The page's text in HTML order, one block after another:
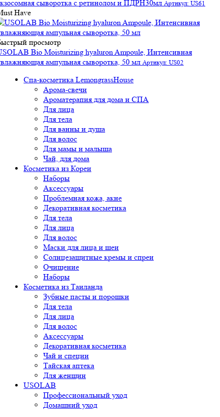
сыворотка с ретинолом и ПДРН30мл Артикул: US61
Have
просмотр
Bio Moisturizing hyaluron Ampoule, Интенсивная
ампульная сыворотка, 50 мл Артикул: US02
Спа-косметика LemongrassHouse
Арома-свечи
Ароматерапия для дома и СПА
Для лица
Для тела
Для ванны и душа
Для волос
Для мамы и малыша
Чай, для дома
Косметика из Кореи
Наборы
Аксессуары
Проблемная кожа, акне
Декоративная косметика
Для тела
Для лица
Для волос
Маски для лица и шеи
Солнцезащитные кремы и спреи
Очищение
Наборы
Косметика из Таиланда
Зубные пасты и порошки
Для тела
Для лица
Для волос
Аксессуары
Декоративная косметика
Чай и специи
Тайская аптека
Для женщин
USOLAB
Профессиональный уход
Домашний уход